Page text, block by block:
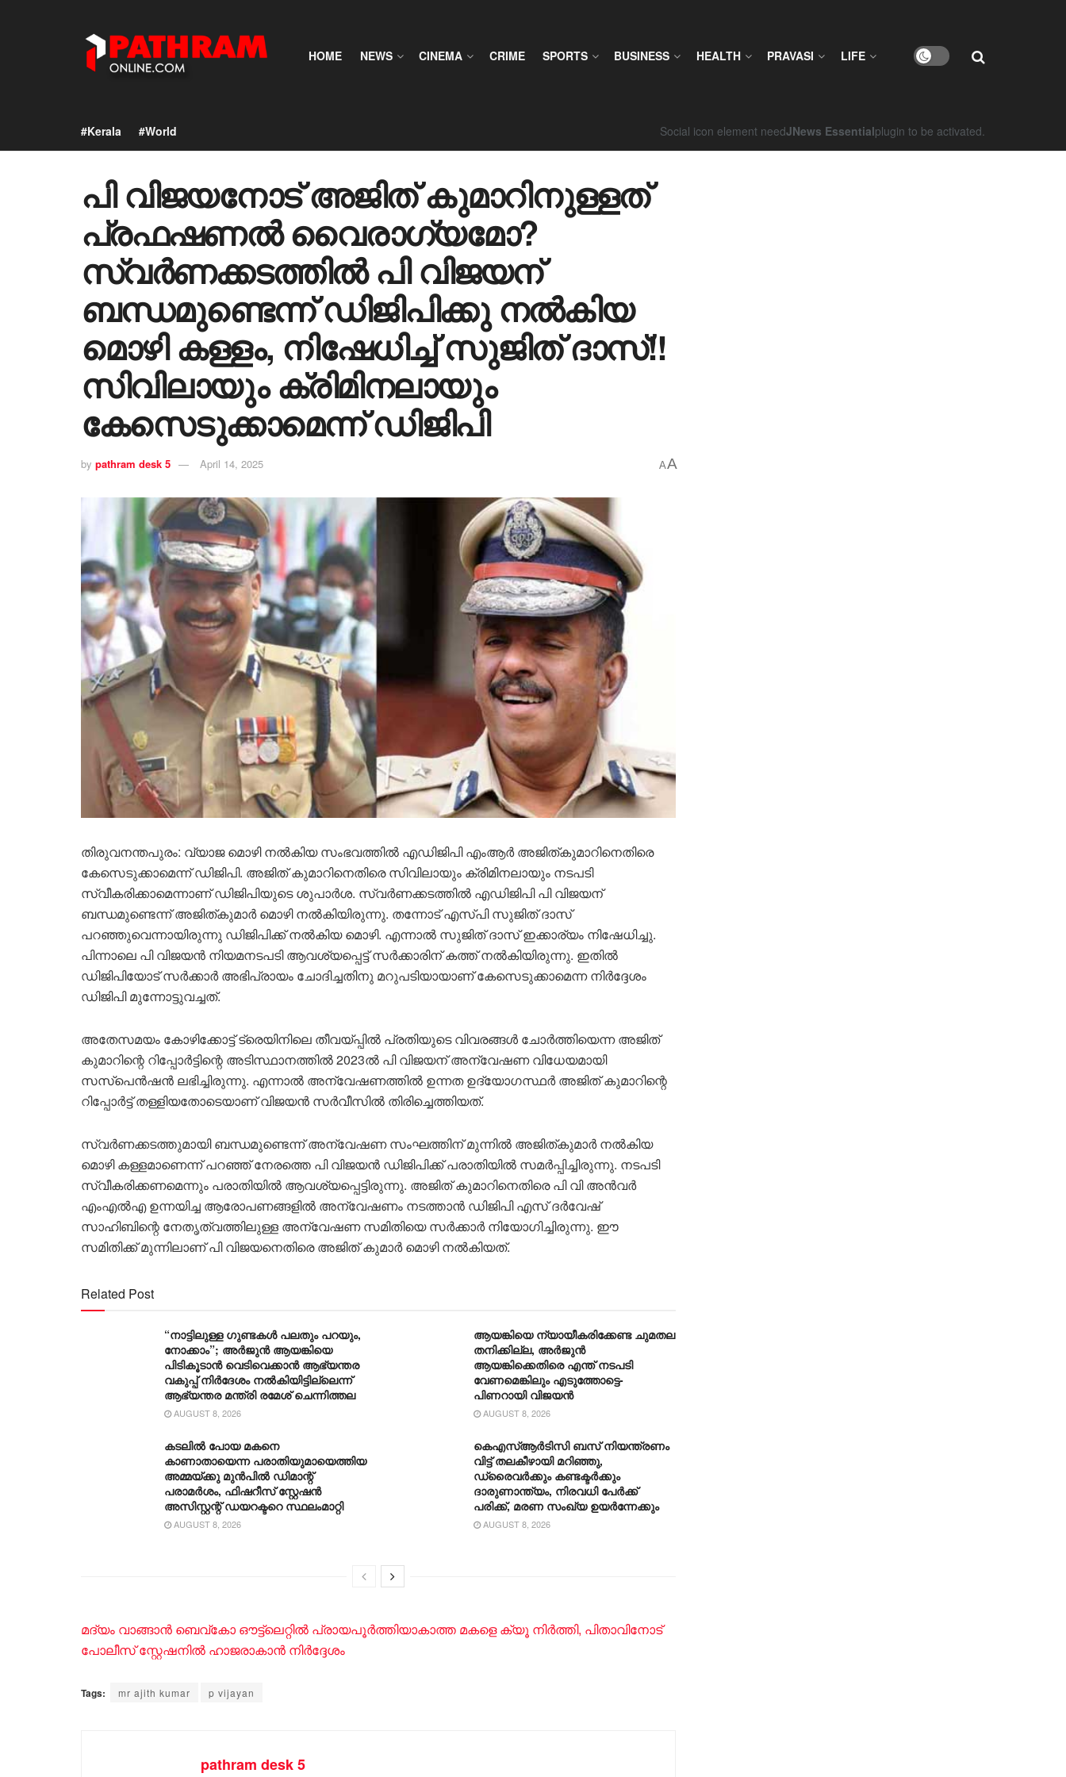
HOME NEWS CINEMA CRIME SPORTS BUSINESS HEALTH PRAVASI LIFE
#Kerala #World Social icon element needJNews Essentialplugin to be activated.
പി വിജയനോട് അജിത് കുമാറിനുള്ളത്
പ്രഫഷണൽ വൈരാ​ഗ്യമോ?
സ്വർണക്കടത്തിൽ പി വിജയന്
ബന്ധമുണ്ടെന്ന് ഡിജിപിക്കു നൽകിയ
മൊഴി കള്ളം, നിഷേധിച്ച് സുജിത് ദാസ്!!
സിവിലായും ക്രിമിനലായും
കേസെടുക്കാമെന്ന് ഡിജിപി
by pathram desk 5 April 14, 2025 AA
തിരുവനന്തപുരം: വ്യാജ മൊഴി നൽകിയ സംഭവത്തിൽ എഡിജിപി എംആർ അജിത്‌കുമാറിനെതിരെ
കേസെടുക്കാമെന്ന് ഡിജിപി. അജിത് കുമാറിനെതിരെ സിവിലായും ക്രിമിനലായും നടപടി
സ്വീകരിക്കാമെന്നാണ് ഡിജിപിയുടെ ശുപാർശ. സ്വർണക്കടത്തിൽ എഡിജിപി പി വിജയന്
ബന്ധമുണ്ടെന്ന് അജിത്‌കുമാ‌ർ മൊഴി നൽകിയിരുന്നു. തന്നോട് എസ്പി സുജിത് ദാസ്
പറഞ്ഞുവെന്നായിരുന്നു ഡിജിപിക്ക് നൽകിയ മൊഴി. എന്നാൽ സുജിത് ദാസ് ഇക്കാര്യം നിഷേധിച്ചു.
പിന്നാലെ പി വിജയൻ നിയമനടപടി ആവശ്യപ്പെട്ട് സർക്കാരിന് കത്ത് നൽകിയിരുന്നു. ഇതിൽ
ഡിജിപിയോട് സർക്കാർ അഭിപ്രായം ചോദിച്ചതിനു മറുപടിയായാണ് കേസെടുക്കാമെന്ന നിർദ്ദേശം
ഡിജിപി മുന്നോട്ടുവച്ചത്.
അതേസമയം കോഴിക്കോട്ട് ട്രെയിനിലെ തീവയ്‌പ്പിൽ പ്രതിയുടെ വിവരങ്ങൾ ചോർത്തിയെന്ന അജിത്
കുമാറിന്റെ റിപ്പോർട്ടിന്റെ അടിസ്ഥാനത്തിൽ 2023ൽ പി വിജയന് അന്വേഷണ വിധേയമായി
സസ്‌പെൻഷൻ ലഭിച്ചിരുന്നു. എന്നാൽ അന്വേഷണത്തിൽ ഉന്നത ഉദ്യോഗസ്ഥർ അജിത് കുമാറിന്റെ
റിപ്പോർട്ട് തള്ളിയതോടെയാണ് വിജയൻ സർവീസിൽ തിരിച്ചെത്തിയത്.
സ്വർണക്കടത്തുമായി ബന്ധമുണ്ടെന്ന് അന്വേഷണ സംഘത്തിന് മുന്നിൽ അജിത്‌കുമാർ നൽകിയ
മൊഴി കള്ളമാണെന്ന് പറഞ്ഞ് നേരത്തെ പി വിജയൻ ഡിജിപിക്ക് പരാതിയിൽ സമർപ്പിച്ചിരുന്നു. നടപടി
സ്വീകരിക്കണമെന്നും പരാതിയിൽ ആവശ്യപ്പെട്ടിരുന്നു. അജിത് കുമാറിനെതിരെ പി വി അൻവർ
എംഎൽഎ ഉന്നയിച്ച ആരോപണങ്ങളിൽ അന്വേഷണം നടത്താൻ ഡിജിപി എസ് ദർവേഷ്
സാഹിബിന്റെ നേതൃത്വത്തിലുള്ള അന്വേഷണ സമിതിയെ സർക്കാർ നിയോഗിച്ചിരുന്നു. ഈ
സമിതിക്ക് മുന്നിലാണ് പി വിജയനെതിരെ അജിത് കുമാർ മൊഴി നൽകിയത്.
Related Post
“നാട്ടിലുള്ള ഗുണ്ടകൾ പലതും പറയും,
നോക്കാം”; അർജുൻ ആയങ്കിയെ
പിടികൂടാൻ വെടിവെക്കാൻ ആഭ്യന്തര
വകുപ്പ് നിർദേശം നൽകിയിട്ടില്ലെന്ന്
ആഭ്യന്തര മന്ത്രി രമേശ് ചെന്നിത്തല
AUGUST 8, 2026
ആയങ്കിയെ ന്യായീകരിക്കേണ്ട ചുമതല
തനിക്കില്ല, അർജുൻ
ആയങ്കിക്കെതിരെ എന്ത് നടപടി
വേണമെങ്കിലും എടുത്തോട്ടെ-
പിണറായി വിജയന്‍
AUGUST 8, 2026
കടലിൽ പോയ മകനെ
കാണാതായെന്ന പരാതിയുമായെത്തിയ
അമ്മയ്ക്കു മുൻപിൽ ഡിമാന്റ്
പരാമർശം, ഫിഷറീസ് സ്റ്റേഷൻ
അസിസ്റ്റന്റ് ഡയറക്ടറെ സ്ഥലംമാറ്റി
AUGUST 8, 2026
കെഎസ്ആര്‍ടിസി ബസ് നിയന്ത്രണം
വിട്ട് തലകീഴായി മറിഞ്ഞു,
ഡ്രൈവര്‍ക്കും കണ്ടക്ടര്‍ക്കും
ദാരുണാന്ത്യം, നിരവധി പേര്‍ക്ക്
പരിക്ക്, മരണ സംഖ്യ ഉയര്‍ന്നേക്കും
AUGUST 8, 2026
മദ്യം വാങ്ങാൻ ബെവ്കോ ഔട്ട്‌ലെറ്റിൽ പ്രായപൂർത്തിയാകാത്ത മകളെ ക്യൂ നിർത്തി, പിതാവിനോട്
പോലീസ് സ്റ്റേഷനിൽ ഹാജരാകാൻ നിർദ്ദേശം
Tags: mr ajith kumar p vijayan
pathram desk 5